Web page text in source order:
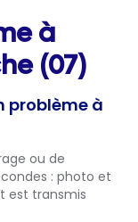
à
(07)
problème à
ou de
: photo et
est transmis